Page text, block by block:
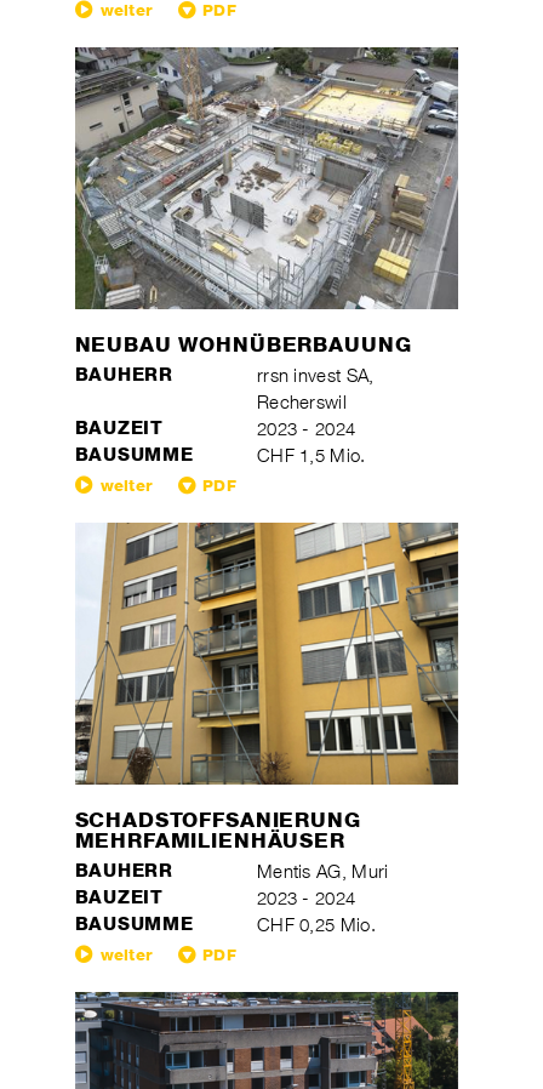
weiter PDF
NEUBAU WOHNÜBERBAUUNG
BAUHERR
rrsn invest SA,
Recherswil
BAUZEIT 2023 - 2024
BAUSUMME CHF 1,5 Mio.
weiter PDF
SCHADSTOFFSANIERUNG
MEHRFAMILIENHÄUSER
BAUHERR Mentis AG, Muri
BAUZEIT 2023 - 2024
BAUSUMME CHF 0,25 Mio.
weiter PDF